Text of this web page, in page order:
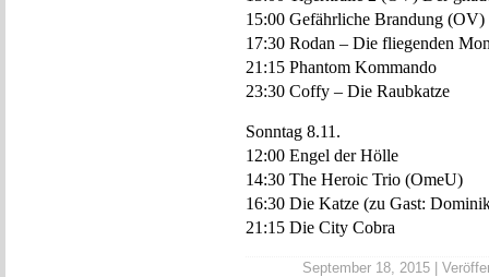
15:00 Gefährliche Brandung (OV)
17:30 Rodan – Die fliegenden
21:15 Phantom Kommando
23:30 Coffy – Die Raubkatze
Sonntag 8.11.
12:00 Engel der Hölle
14:30 The Heroic Trio (OmeU)
16:30 Die Katze (zu Gast:
21:15 Die City Cobra
September 18, 2015 |